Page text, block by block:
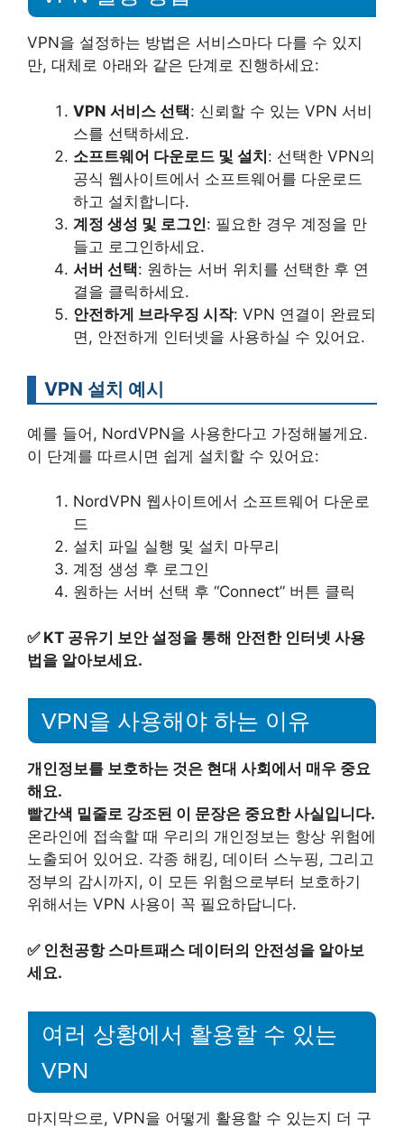
VPN을 설정하는 방법은 서비스마다 다를 수 있지
만, 대체로 아래와 같은 단계로 진행하세요:
VPN 서비스 선택: 신뢰할 수 있는 VPN 서비
스를 선택하세요.
소프트웨어 다운로드 및 설치: 선택한 VPN의
공식 웹사이트에서 소프트웨어를 다운로드
하고 설치합니다.
계정 생성 및 로그인: 필요한 경우 계정을 만
들고 로그인하세요.
서버 선택: 원하는 서버 위치를 선택한 후 연
결을 클릭하세요.
안전하게 브라우징 시작: VPN 연결이 완료되
면, 안전하게 인터넷을 사용하실 수 있어요.
VPN 설치 예시
예를 들어, NordVPN을 사용한다고 가정해볼게요.
이 단계를 따르시면 쉽게 설치할 수 있어요:
NordVPN 웹사이트에서 소프트웨어 다운로
드
설치 파일 실행 및 설치 마무리
계정 생성 후 로그인
원하는 서버 선택 후 “Connect” 버튼 클릭
✅ KT 공유기 보안 설정을 통해 안전한 인터넷 사용
법을 알아보세요.
VPN을 사용해야 하는 이유
개인정보를 보호하는 것은 현대 사회에서 매우 중요
해요.
빨간색 밑줄로 강조된 이 문장은 중요한 사실입니다.
온라인에 접속할 때 우리의 개인정보는 항상 위험에
노출되어 있어요. 각종 해킹, 데이터 스누핑, 그리고
정부의 감시까지, 이 모든 위험으로부터 보호하기
위해서는 VPN 사용이 꼭 필요하답니다.
✅ 인천공항 스마트패스 데이터의 안전성을 알아보
세요.
여러 상황에서 활용할 수 있는
VPN
마지막으로, VPN을 어떻게 활용할 수 있는지 더 구